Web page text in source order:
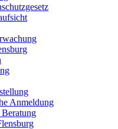
Anmeldung